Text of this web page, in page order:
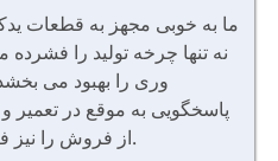
ما به خوبی مجهز به قطعات
نه تنها چرخه تولید را فشرده
وری را بهبود می
پاسخگویی به موقع در تعمیر
از فروش را نیز فراهم می کند.